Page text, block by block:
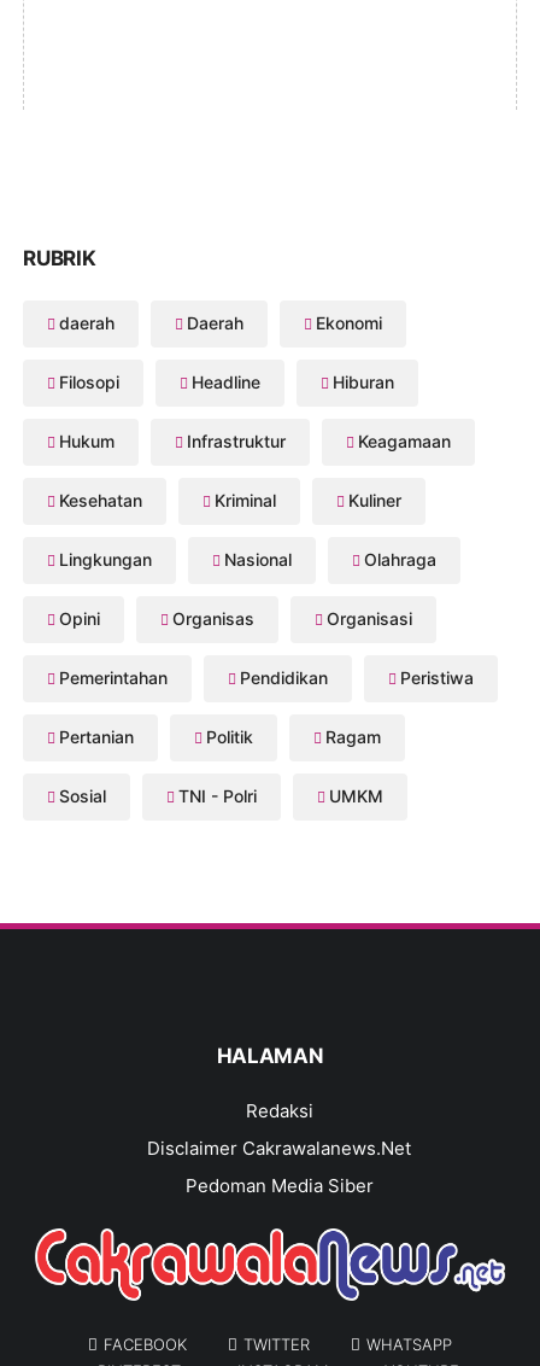
RUBRIK
daerah Daerah Ekonomi
Filosopi Headline Hiburan
Hukum Infrastruktur Keagamaan
Kesehatan Kriminal Kuliner
Lingkungan Nasional Olahraga
Opini Organisas Organisasi
Pemerintahan Pendidikan Peristiwa
Pertanian Politik Ragam
Sosial TNI - Polri UMKM
HALAMAN
Redaksi
Disclaimer Cakrawalanews.Net
Pedoman Media Siber
FACEBOOK TWITTER
WHATSAPP